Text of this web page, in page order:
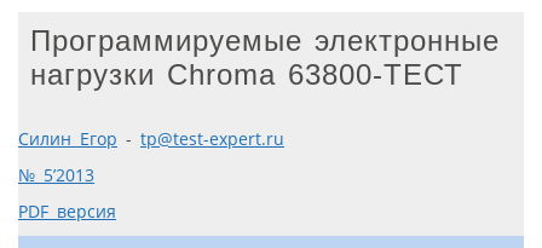
Программируемые электронные
нагрузки Chroma 63800-ТЕСТ
Силин Егор - tp@test-expert.ru
№ 5’2013
PDF версия